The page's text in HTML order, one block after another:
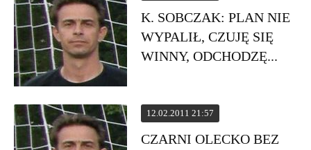
K. SOBCZAK: PLAN NIE
WYPALIŁ, CZUJĘ SIĘ
WINNY, ODCHODZĘ...
12.02.2011 21:57
CZARNI OLECKO BEZ